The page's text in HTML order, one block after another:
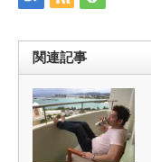
ウ
ド
ウ
で
開
き
ま
す)
て
さ
し
ウ
ィ
ン
ド
ウ
で
関連記事